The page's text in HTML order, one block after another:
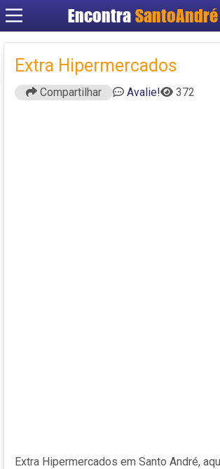
Encontra SantoAndré
Cadastrar
Criar conta
Extra Hipermercados
Compartilhar Avalie! 372
Extra Hipermercados em Santo André,